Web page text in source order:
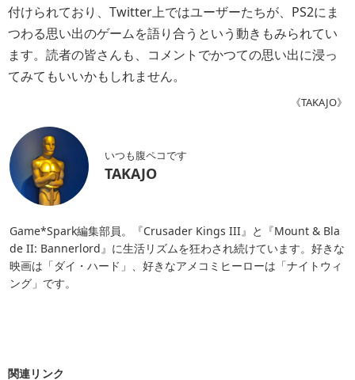
付けられており、Twitter上ではユーザーたちが、PS2にま
つわる思い出のゲームを語り合うという動きもみられてい
ます。読者の皆さんも、コメントでかつての思い出に浸っ
てみてもいいかもしれません。
《TAKAJO》
いつも腹ペコです
TAKAJO
Game*Spark編集部員。『Crusader Kings III』と『Mount & Bla
de II: Bannerlord』に生活リズムを狂わされ続けています。好きな
映画は「ダイ・ハード」、好きなアメコミヒーローは「ナイトウィ
ング」です。
関連リンク